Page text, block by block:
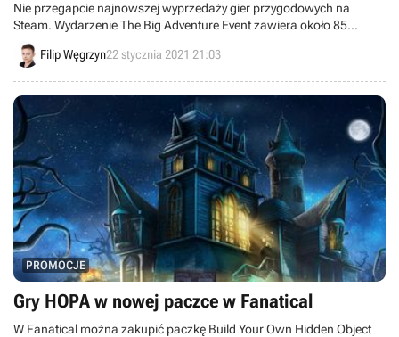
Nie przegapcie najnowszej wyprzedaży gier przygodowych na
Steam. Wydarzenie The Big Adventure Event zawiera około 85
tytułów z gatunku i aż 30 wersji demo nadchodzących produkcji
indie, a to tylko jedna z atrakcji.
Filip Węgrzyn22 stycznia 2021 21:03
PROMOCJE
Gry HOPA w nowej paczce w Fanatical
W Fanatical można zakupić paczkę Build Your Own Hidden Object